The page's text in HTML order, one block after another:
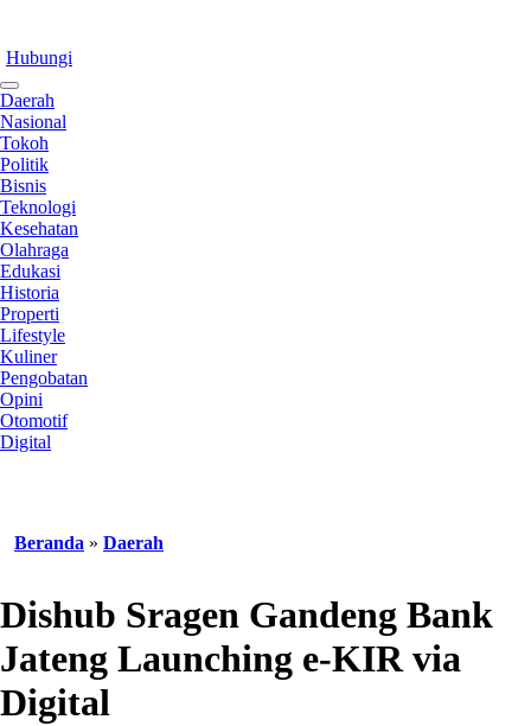
Hubungi
Daerah
Nasional
Tokoh
Politik
Bisnis
Teknologi
Kesehatan
Olahraga
Edukasi
Historia
Properti
Lifestyle
Kuliner
Pengobatan
Opini
Otomotif
Digital
Beranda » Daerah
Dishub Sragen Gandeng Bank
Jateng Launching e-KIR via
Digital